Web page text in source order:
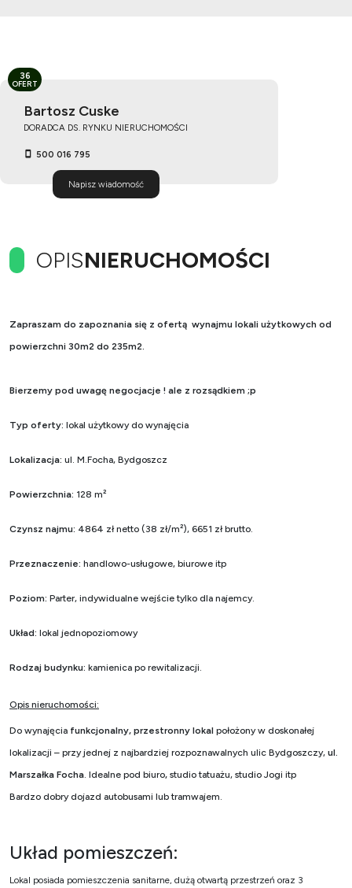
Bartosz Cuske
DORADCA DS. RYNKU NIERUCHOMOŚCI
500 016 795
Napisz wiadomość
36
OFERT
OPISNIERUCHOMOŚCI
Zapraszam do zapoznania się z ofertą wynajmu lokali użytkowych od
powierzchni 30m2 do 235m2.
Bierzemy pod uwagę negocjacje ! ale z rozsądkiem ;p
Typ oferty: lokal użytkowy do wynajęcia
Lokalizacja: ul. M.Focha, Bydgoszcz
Powierzchnia: 128 m²
Czynsz najmu: 4864 zł netto (38 zł/m²), 6651 zł brutto.
Przeznaczenie: handlowo-usługowe, biurowe itp
Poziom: Parter, indywidualne wejście tylko dla najemcy.
Układ: lokal jednopoziomowy
Rodzaj budynku: kamienica po rewitalizacji.
Opis nieruchomości:
Do wynajęcia funkcjonalny, przestronny lokal położony w doskonałej
lokalizacji – przy jednej z najbardziej rozpoznawalnych ulic Bydgoszczy, ul.
Marszałka Focha . Idealne pod biuro, studio tatuażu, studio Jogi itp
Bardzo dobry dojazd autobusami lub tramwajem.
Układ pomieszczeń:
Lokal posiada pomieszczenia sanitarne, dużą otwartą przestrzeń oraz 3